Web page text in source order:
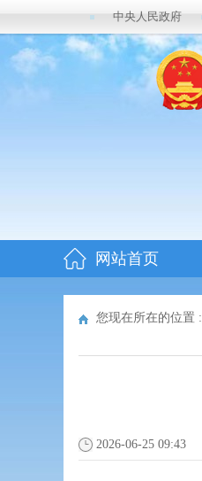
中央人民政府
网站首页
您现在所在的位置 :
2026-06-25 09:43